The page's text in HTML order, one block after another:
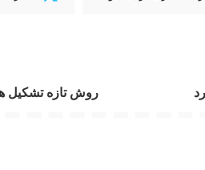
روش تازه تشکیل